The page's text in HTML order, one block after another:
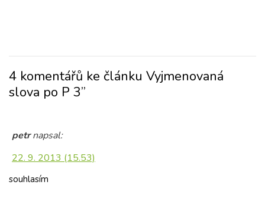
4 komentářů ke článku Vyjmenovaná
slova po P 3”
petr napsal:
22. 9. 2013 (15.53)
souhlasím